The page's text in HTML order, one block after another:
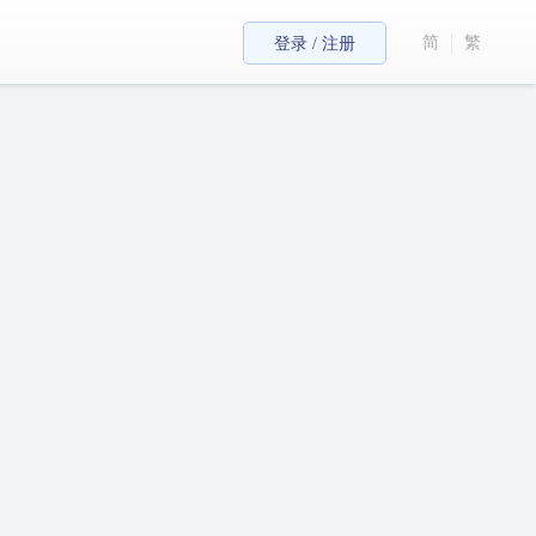
登录 / 注册 简 繁